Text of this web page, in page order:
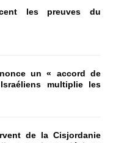
les preuves du
un « accord de
multiplie les
de la Cisjordanie